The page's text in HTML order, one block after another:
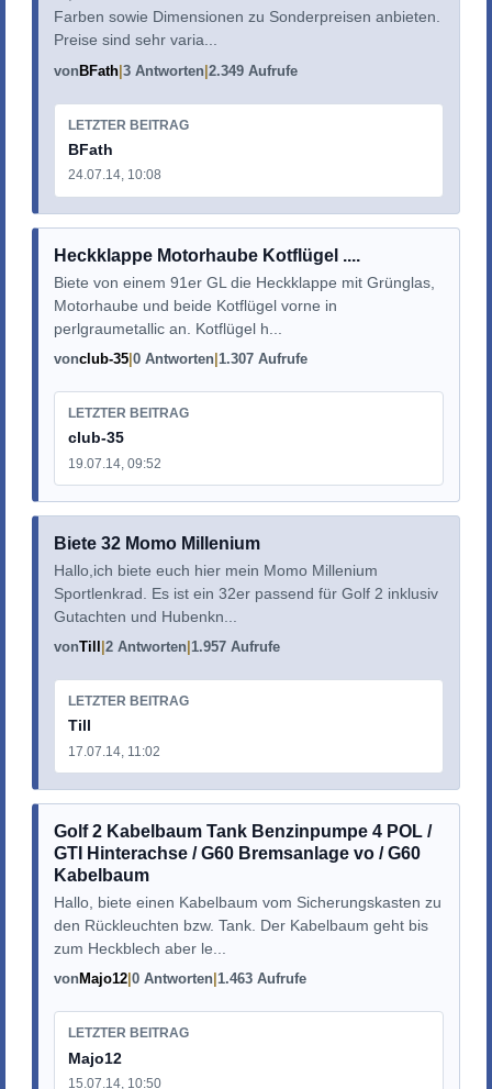
Farben sowie Dimensionen zu Sonderpreisen anbieten.
Preise sind sehr varia...
vonBFath 3 Antworten 2.349 Aufrufe
LETZTER BEITRAG
BFath
24.07.14, 10:08
Heckklappe Motorhaube Kotflügel ....
Biete von einem 91er GL die Heckklappe mit Grünglas,
Motorhaube und beide Kotflügel vorne in
perlgraumetallic an. Kotflügel h...
vonclub-35 0 Antworten 1.307 Aufrufe
LETZTER BEITRAG
club-35
19.07.14, 09:52
Biete 32 Momo Millenium
Hallo,ich biete euch hier mein Momo Millenium
Sportlenkrad. Es ist ein 32er passend für Golf 2 inklusiv
Gutachten und Hubenkn...
vonTill 2 Antworten 1.957 Aufrufe
LETZTER BEITRAG
Till
17.07.14, 11:02
Golf 2 Kabelbaum Tank Benzinpumpe 4 POL /
GTI Hinterachse / G60 Bremsanlage vo / G60
Kabelbaum
Hallo, biete einen Kabelbaum vom Sicherungskasten zu
den Rückleuchten bzw. Tank. Der Kabelbaum geht bis
zum Heckblech aber le...
vonMajo12 0 Antworten 1.463 Aufrufe
LETZTER BEITRAG
Majo12
15.07.14, 10:50